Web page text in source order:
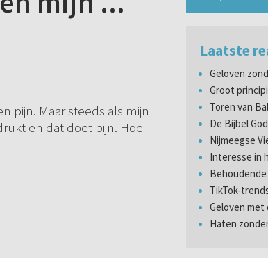
pijn. Maar steeds als mijn
en dat doet pijn. Hoe
Laatste
Geloven
Groot
Toren van
De Bijbel
Nijmeegse
Interesse in
TikTok-
Geloven
Haten